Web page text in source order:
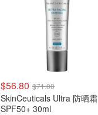
$56.80 $71.00
SkinCeuticals Ultra 防晒霜
SPF50+ 30ml